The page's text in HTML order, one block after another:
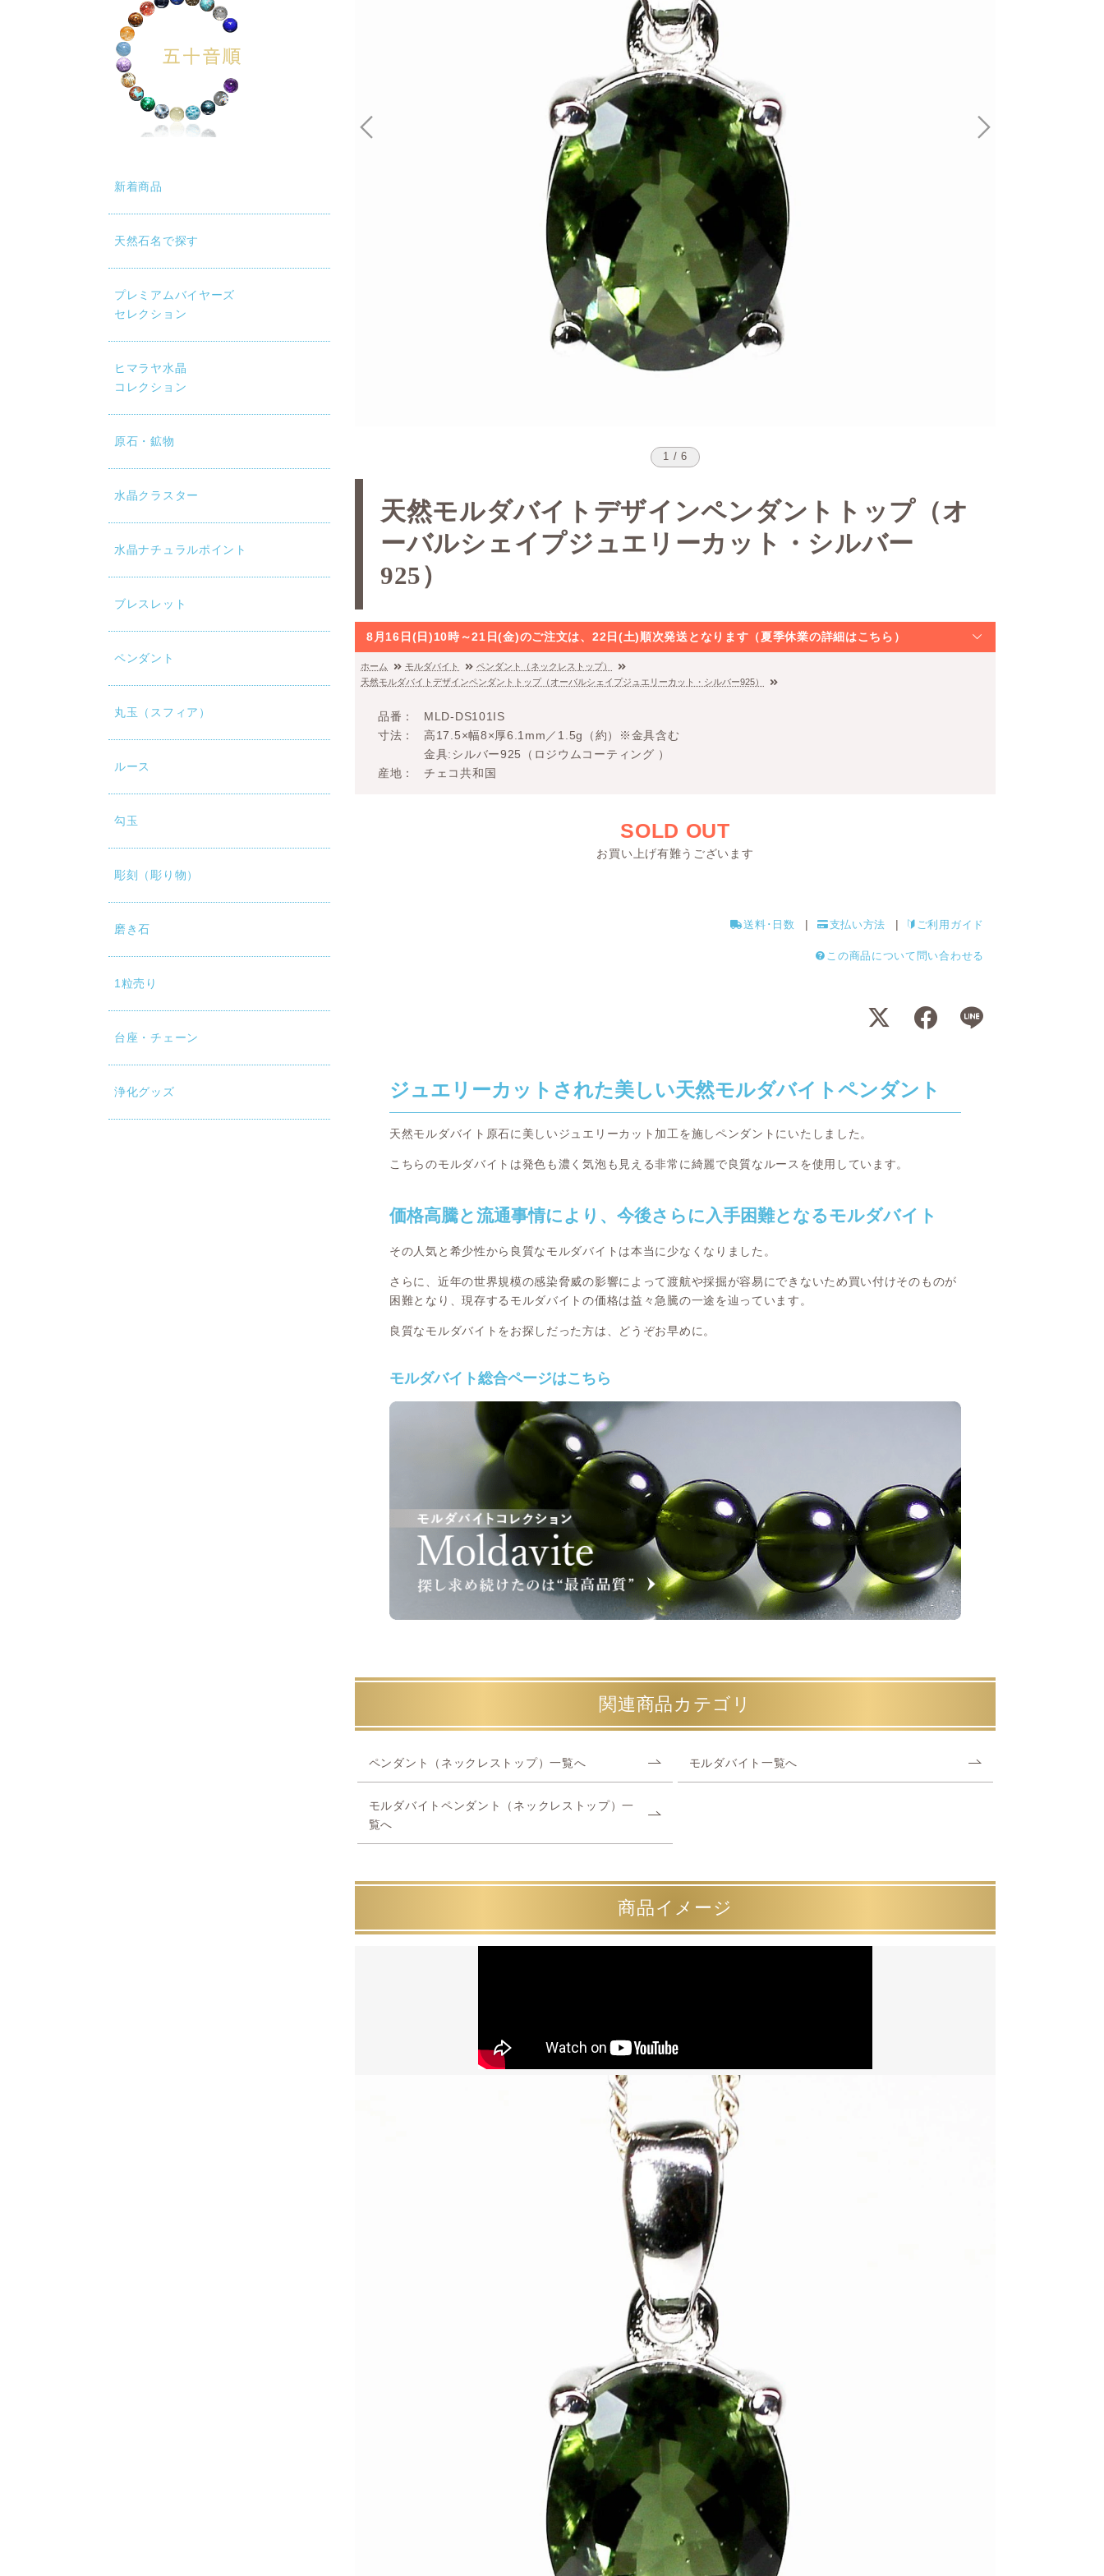
新着商品
天然石名で探す
プレミアムバイヤーズ
セレクション
ヒマラヤ水晶
コレクション
原石・鉱物
水晶クラスター
水晶ナチュラルポイント
ブレスレット
ペンダント
丸玉（スフィア）
ルース
勾玉
彫刻（彫り物）
磨き石
1粒売り
台座・チェーン
浄化グッズ
生時に画質が低い場合は、設定（⚙）から「1080p HD」
1 / 6
天然モルダバイトデザインペンダントトップ（オ
ーバルシェイプジュエリーカット・シルバー
925）
8月16日(日)10時～21日(金)のご注文は、22日(土)順次発送となります（夏季休業の詳細はこちら）
ホーム モルダバイト
ペンダント（ネックレストップ）
天然モルダバイトデザインペンダントトップ（オーバルシェイプジュエリーカット・シルバー925）
品番
MLD-DS101IS
寸法
高17.5×幅8×厚6.1mm／1.5g（約）※金具含む
金具:シルバー925（ロジウムコーティング ）
産地
チェコ共和国
SOLD OUT
お買い上げ有難うございます
送料･日数 支払い方法 ご利用ガイド
この商品について問い合わせる
ジュエリーカットされた美しい天然モルダバイトペンダント
天然モルダバイト原石に美しいジュエリーカット加工を施しペンダントにいたしました。
こちらのモルダバイトは発色も濃く気泡も見える非常に綺麗で良質なルースを使用しています。
価格高騰と流通事情により、今後さらに入手困難となるモルダバイト
その人気と希少性から良質なモルダバイトは本当に少なくなりました。
さらに、近年の世界規模の感染脅威の影響によって渡航や採掘が容易にできないため買い付けそのものが
困難となり、現存するモルダバイトの価格は益々急騰の一途を辿っています。
良質なモルダバイトをお探しだった方は、どうぞお早めに。
モルダバイト総合ページはこちら
関連商品カテゴリ
ペンダント（ネックレストップ）一覧へ モルダバイト一覧へ
モルダバイトペンダント（ネックレストップ）一
覧へ
商品イメージ